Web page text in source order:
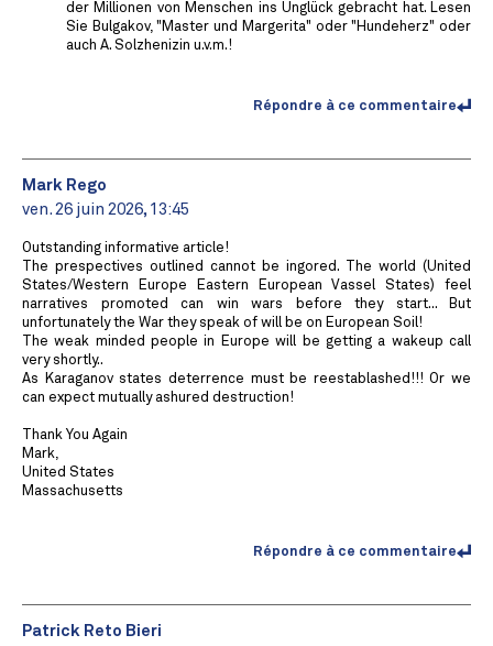
der Millionen von Menschen ins Unglück gebracht hat. Lesen
Sie Bulgakov, "Master und Margerita" oder "Hundeherz" oder
auch A. Solzhenizin u.v.m.!
Répondre à ce commentaire
Mark Rego
ven. 26 juin 2026, 13:45
Outstanding informative article!
The prespectives outlined cannot be ingored. The world (United
States/Western Europe Eastern European Vassel States) feel
narratives promoted can win wars before they start... But
unfortunately the War they speak of will be on European Soil!
The weak minded people in Europe will be getting a wakeup call
very shortly..
As Karaganov states deterrence must be reestablashed!!! Or we
can expect mutually ashured destruction!
Thank You Again
Mark,
United States
Massachusetts
Répondre à ce commentaire
Patrick Reto Bieri